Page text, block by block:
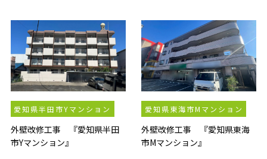
愛知県半田市Yマンション
外壁改修工事 『愛知県半田
市Yマンション』
愛知県東海市Mマンション
外壁改修工事 『愛知県東海
市Mマンション』